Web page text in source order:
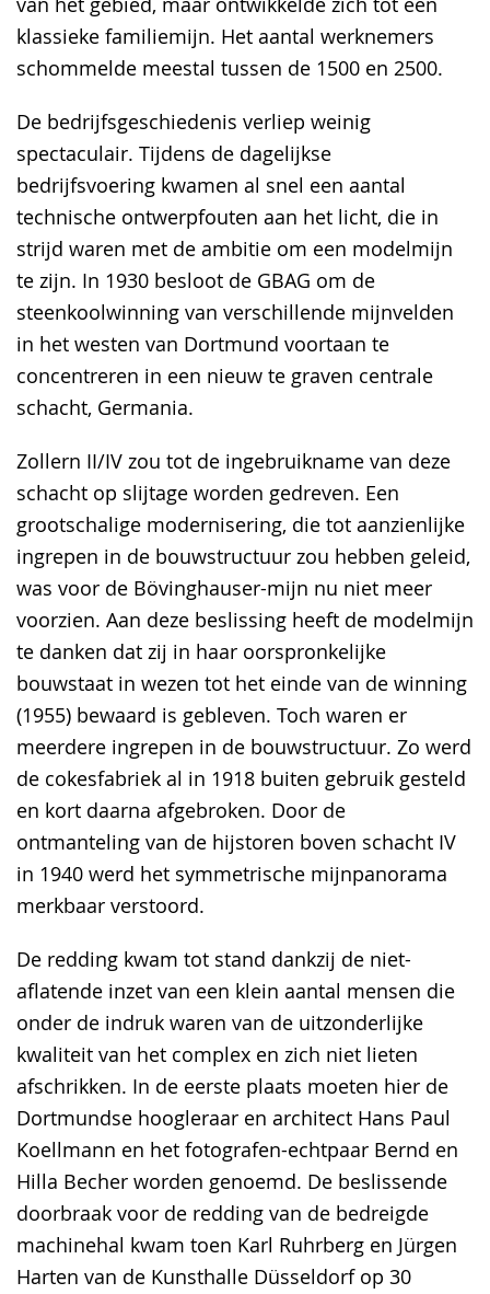
klassieke familiemijn. Het aantal werknemers
schommelde meestal tussen de 1500 en 2500.
De bedrijfsgeschiedenis verliep weinig
spectaculair. Tijdens de dagelijkse
bedrijfsvoering kwamen al snel een aantal
technische ontwerpfouten aan het licht, die in
strijd waren met de ambitie om een modelmijn
te zijn. In 1930 besloot de GBAG om de
steenkoolwinning van verschillende mijnvelden
in het westen van Dortmund voortaan te
concentreren in een nieuw te graven centrale
schacht, Germania.
Zollern II/IV zou tot de ingebruikname van deze
schacht op slijtage worden gedreven. Een
grootschalige modernisering, die tot aanzienlijke
ingrepen in de bouwstructuur zou hebben geleid,
was voor de Bövinghauser-mijn nu niet meer
voorzien. Aan deze beslissing heeft de modelmijn
te danken dat zij in haar oorspronkelijke
bouwstaat in wezen tot het einde van de winning
(1955) bewaard is gebleven. Toch waren er
meerdere ingrepen in de bouwstructuur. Zo werd
de cokesfabriek al in 1918 buiten gebruik gesteld
en kort daarna afgebroken. Door de
ontmanteling van de hijstoren boven schacht IV
in 1940 werd het symmetrische mijnpanorama
merkbaar verstoord.
De redding kwam tot stand dankzij de niet-
aflatende inzet van een klein aantal mensen die
onder de indruk waren van de uitzonderlijke
kwaliteit van het complex en zich niet lieten
afschrikken. In de eerste plaats moeten hier de
Dortmundse hoogleraar en architect Hans Paul
Koellmann en het fotografen-echtpaar Bernd en
Hilla Becher worden genoemd. De beslissende
doorbraak voor de redding van de bedreigde
machinehal kwam toen Karl Ruhrberg en Jürgen
Harten van de Kunsthalle Düsseldorf op 30